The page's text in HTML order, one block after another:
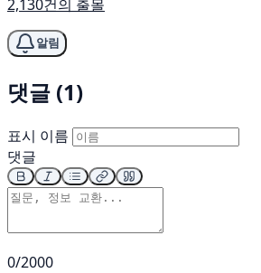
2,130건의 출몰
알림
댓글 (1)
표시 이름
댓글
0/2000